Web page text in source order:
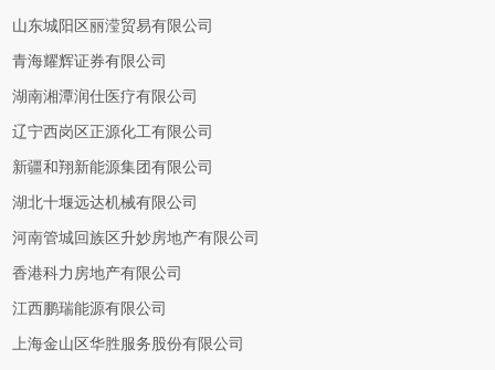
山东城阳区丽滢贸易有限公司
青海耀辉证券有限公司
湖南湘潭润仕医疗有限公司
辽宁西岗区正源化工有限公司
新疆和翔新能源集团有限公司
湖北十堰远达机械有限公司
河南管城回族区升妙房地产有限公司
香港科力房地产有限公司
江西鹏瑞能源有限公司
上海金山区华胜服务股份有限公司